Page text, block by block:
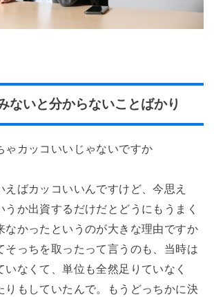
ないと分からないことばかり
カッコいいじゃないですか
えばカッコいいんですけど、今思え
うか出資するだけだとどうにもうまく
なかったというのが大きな理由ですか
そっちを取ったって言うのも、当時は
いなくて、単位も全然足りていなく
りもしていたんで。もうどっちかに決